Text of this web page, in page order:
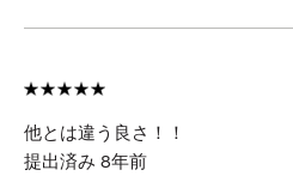
他とは違う良さ！！
提出済み 8年前